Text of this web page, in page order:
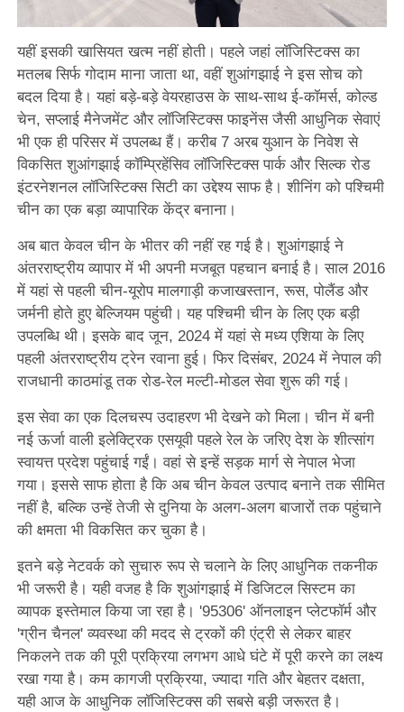
यहीं इसकी खासियत खत्म नहीं होती। पहले जहां लॉजिस्टिक्स का
मतलब सिर्फ गोदाम माना जाता था, वहीं शुआंगझाई ने इस सोच को
बदल दिया है। यहां बड़े-बड़े वेयरहाउस के साथ-साथ ई-कॉमर्स, कोल्ड
चेन, सप्लाई मैनेजमेंट और लॉजिस्टिक्स फाइनेंस जैसी आधुनिक सेवाएं
भी एक ही परिसर में उपलब्ध हैं। करीब 7 अरब युआन के निवेश से
विकसित शुआंगझाई कॉम्प्रिहेंसिव लॉजिस्टिक्स पार्क और सिल्क रोड
इंटरनेशनल लॉजिस्टिक्स सिटी का उद्देश्य साफ है। शीनिंग को पश्चिमी
चीन का एक बड़ा व्यापारिक केंद्र बनाना।
अब बात केवल चीन के भीतर की नहीं रह गई है। शुआंगझाई ने
अंतरराष्ट्रीय व्यापार में भी अपनी मजबूत पहचान बनाई है। साल 2016
में यहां से पहली चीन-यूरोप मालगाड़ी कजाखस्तान, रूस, पोलैंड और
जर्मनी होते हुए बेल्जियम पहुंची। यह पश्चिमी चीन के लिए एक बड़ी
उपलब्धि थी। इसके बाद जून, 2024 में यहां से मध्य एशिया के लिए
पहली अंतरराष्ट्रीय ट्रेन रवाना हुई। फिर दिसंबर, 2024 में नेपाल की
राजधानी काठमांडू तक रोड-रेल मल्टी-मोडल सेवा शुरू की गई।
इस सेवा का एक दिलचस्प उदाहरण भी देखने को मिला। चीन में बनी
नई ऊर्जा वाली इलेक्ट्रिक एसयूवी पहले रेल के जरिए देश के शीत्सांग
स्वायत्त प्रदेश पहुंचाई गईं। वहां से इन्हें सड़क मार्ग से नेपाल भेजा
गया। इससे साफ होता है कि अब चीन केवल उत्पाद बनाने तक सीमित
नहीं है, बल्कि उन्हें तेजी से दुनिया के अलग-अलग बाजारों तक पहुंचाने
की क्षमता भी विकसित कर चुका है।
इतने बड़े नेटवर्क को सुचारु रूप से चलाने के लिए आधुनिक तकनीक
भी जरूरी है। यही वजह है कि शुआंगझाई में डिजिटल सिस्टम का
व्यापक इस्तेमाल किया जा रहा है। '95306' ऑनलाइन प्लेटफॉर्म और
'ग्रीन चैनल' व्यवस्था की मदद से ट्रकों की एंट्री से लेकर बाहर
निकलने तक की पूरी प्रक्रिया लगभग आधे घंटे में पूरी करने का लक्ष्य
रखा गया है। कम कागजी प्रक्रिया, ज्यादा गति और बेहतर दक्षता,
यही आज के आधुनिक लॉजिस्टिक्स की सबसे बड़ी जरूरत है।